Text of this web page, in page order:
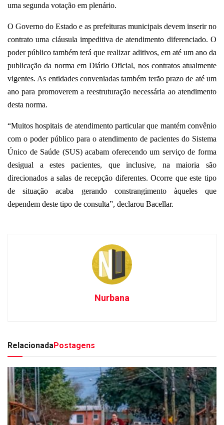
uma segunda votação em plenário.
O Governo do Estado e as prefeituras municipais devem inserir no
contrato uma cláusula impeditiva de atendimento diferenciado. O
poder público também terá que realizar aditivos, em até um ano da
publicação da norma em Diário Oficial, nos contratos atualmente
vigentes. As entidades conveniadas também terão prazo de até um
ano para promoverem a reestruturação necessária ao atendimento
desta norma.
“Muitos hospitais de atendimento particular que mantém convênio
com o poder público para o atendimento de pacientes do Sistema
Único de Saúde (SUS) acabam oferecendo um serviço de forma
desigual a estes pacientes, que inclusive, na maioria são
direcionados a salas de recepção diferentes. Ocorre que este tipo
de situação acaba gerando constrangimento àqueles que
dependem deste tipo de consulta”, declarou Bacellar.
Nurbana
RelacionadaPostagens